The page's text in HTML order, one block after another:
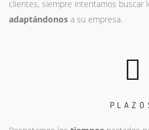
clientes, siempre intentamos buscar
adaptándonos a su empresa.